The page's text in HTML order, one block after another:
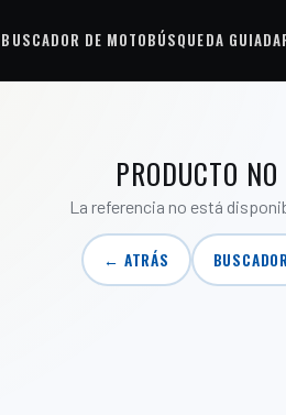
BUSCADOR DE MOTOBÚSQUEDA GUIADA
PRODUCTO
La referencia no está
← ATRÁS BUSCADOR